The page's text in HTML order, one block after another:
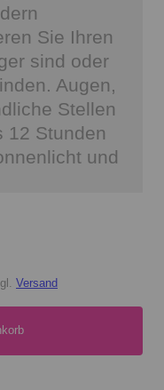
Sie Ihren
sind oder
Augen,
Stellen
12 Stunden
und
Versand